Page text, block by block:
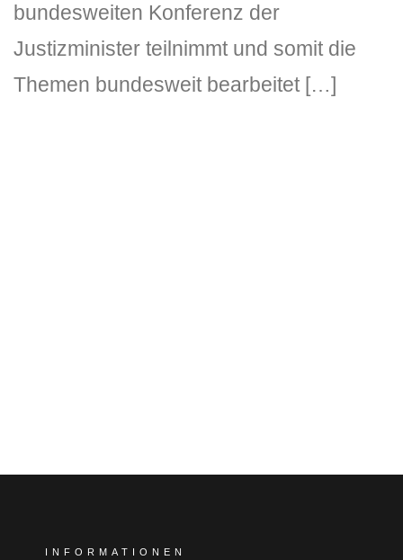
bundesweiten Konferenz der
Justizminister teilnimmt und somit die
Themen bundesweit bearbeitet […]
INFORMATIONEN